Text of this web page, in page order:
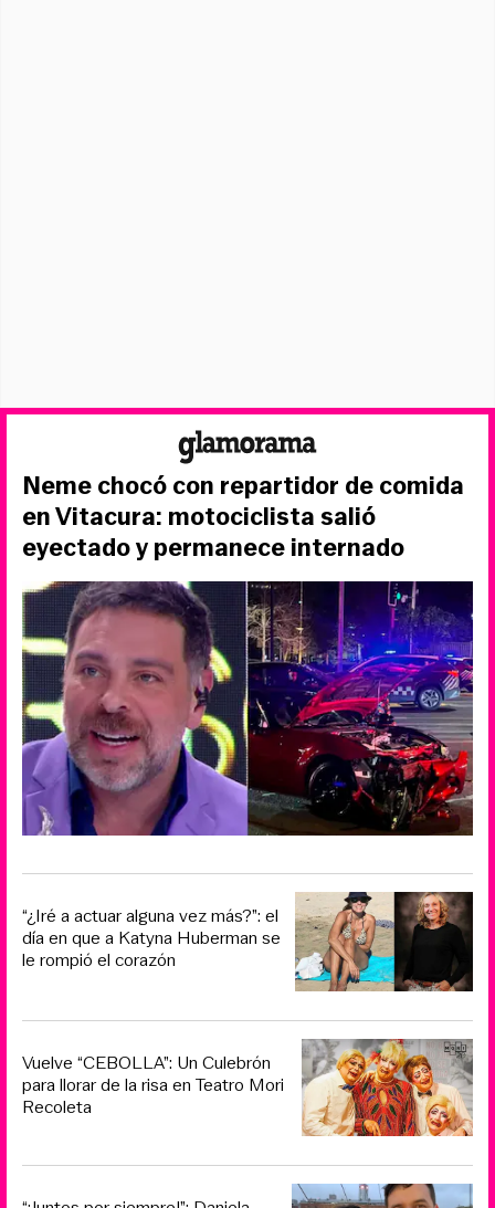
Neme chocó con repartidor de comida
en Vitacura: motociclista salió
eyectado y permanece internado
“¿Iré a actuar alguna vez más?”: el
día en que a Katyna Huberman se
le rompió el corazón
Vuelve “CEBOLLA”: Un Culebrón
para llorar de la risa en Teatro Mori
Recoleta